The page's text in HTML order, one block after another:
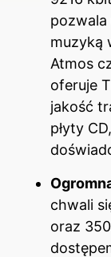
muzyką
Atmos
oferuje
jakość
płyty
chwali
oraz